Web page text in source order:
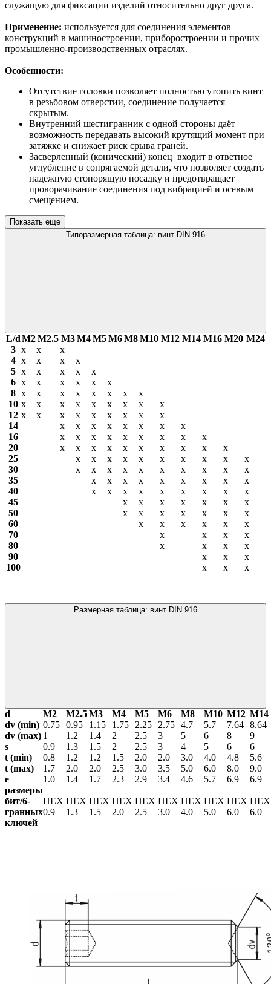
служащую для фиксации изделий относительно друг друга.
Применение: используется для соединения элементов
конструкций в машиностроении, приборостроении и прочих
промышленно-производственных отраслях.
Особенности:
Отсутствие головки позволяет полностью утопить винт
в резьбовом отверстии, соединение получается
скрытым.
Внутренний шестигранник с одной стороны даёт
возможность передавать высокий крутящий момент при
затяжке и снижает риск срыва граней.
Засверленный (конический) конец входит в ответное
углубление в сопрягаемой детали, что позволяет создать
надежную стопорящую посадку и предотвращает
проворачивание соединения под вибрацией и осевым
смещением.
Показать еще
Типоразмерная таблица: винт DIN 916
L/dМ2М2.5 М3 М4 М5 М6 М8 М10 М12 М14 М16 М20 М24
3 х х
х
4 х х х
х
5 х х х х
х
6 х х х х х
х
8 х х х х х х х
х
10 х х х х х х х х
х
12 х х х х х х х х
х
14
х х х х х х х
х
16
х х х х х х х х
х
20
х х х х х х х х х
х
25
х х х х х х х х х
х
30
х х х х х х х х х
х
35
х х х х х х х х
х
40
х х х х х х х х
х
45
х х х х х х
х
50
х х х х х х
х
60
х х х х х
х
70
х х х
х
80
х х х
х
90
х х
х
100
х х х
Размерная таблица: винт DIN 916
d М2 М2.5М3 М4 М5 М6 М8 М10 М12 М14
dv (min) 0.75 0.95 1.15 1.75 2.25 2.75 4.7 5.7 7.64 8.64
dv (max) 1 1.2 1.4 2 2.5 3 5 6 8
9
s
0.9 1.3 1.5 2 2.5 3 4 5 6
6
t (min)
0.8 1.2 1.2 1.5 2.0 2.0 3.0 4.0 4.8
5.6
t (max)
1.7 2.0 2.0 2.5 3.0 3.5 5.0 6.0 8.0
9.0
е
1.0 1.4 1.7 2.3 2.9 3.4 4.6 5.7 6.9
6.9
размеры
бит/6-
гранных
ключей
HEX
0.9
HEX
1.3
HEX
1.5
HEX
2.0
HEX
2.5
HEX
3.0
HEX
4.0
HEX
5.0
HEX
6.0
6.0